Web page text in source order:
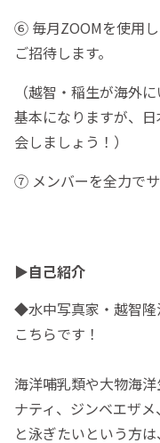
⑥ 毎月ZOOMを使用
ご招待します。
（越智・稲生が海外
基本になりますが、
会しましょう！）
⑦ メンバーを全力でサ
▶︎自己紹介
◆水中写真家・越智隆
こちらです！
海洋哺乳類や大物海
ナティ、ジンベエザメ
と泳ぎたいという方